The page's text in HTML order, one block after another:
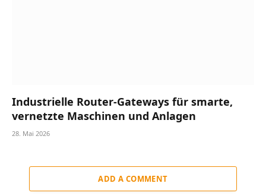
Industrielle Router-Gateways für smarte,
vernetzte Maschinen und Anlagen
28. Mai 2026
ADD A COMMENT